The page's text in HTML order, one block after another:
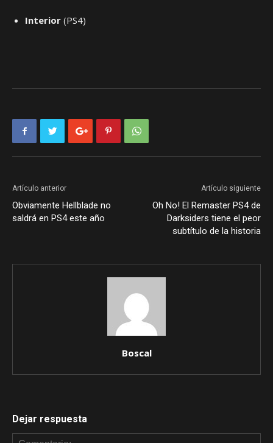
Interior (PS4)
Artículo anterior
Obviamente Hellblade no
saldrá en PS4 este año
Artículo siguiente
Oh No! El Remaster PS4 de
Darksiders tiene el peor
subtítulo de la historia
Boscal
Dejar respuesta